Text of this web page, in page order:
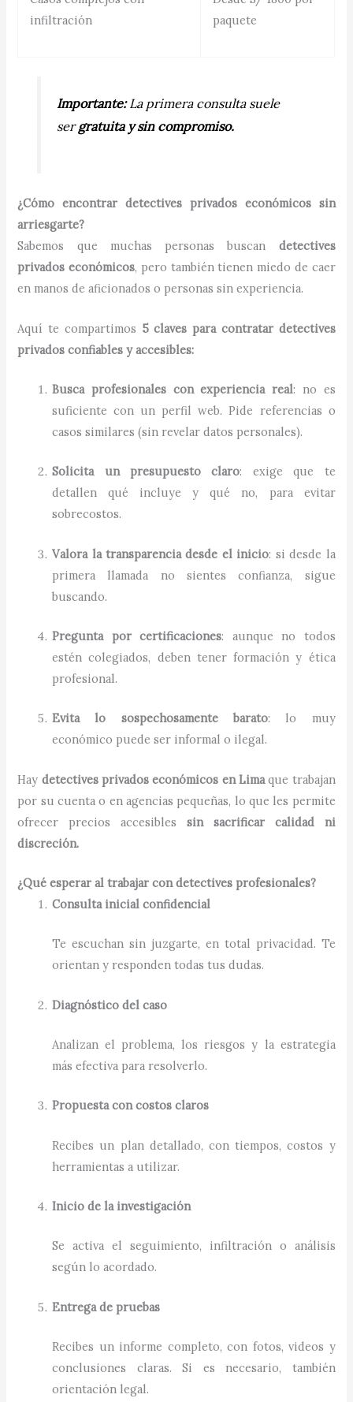
infiltración
paquete
Importante:La primera consulta suele
sergratuita y sin compromiso.
¿Cómo encontrar detectives privados económicos sin
arriesgarte?
Sabemos que muchas personas buscan detectives
privados económicos, pero también tienen miedo de caer
en manos de aficionados o personas sin experiencia.
Aquí te compartimos 5 claves para contratar detectives
privados confiables y accesibles:
Busca profesionales con experiencia real: no es
suficiente con un perfil web. Pide referencias o
casos similares (sin revelar datos personales).
Solicita un presupuesto claro: exige que te
detallen qué incluye y qué no, para evitar
sobrecostos.
Valora la transparencia desde el inicio: si desde la
primera llamada no sientes confianza, sigue
buscando.
Pregunta por certificaciones: aunque no todos
estén colegiados, deben tener formación y ética
profesional.
Evita lo sospechosamente barato: lo muy
económico puede ser informal o ilegal.
Hay detectives privados económicos en Limaque trabajan
por su cuenta o en agencias pequeñas, lo que les permite
ofrecer precios accesibles sin sacrificar calidad ni
discreción.
¿Qué esperar al trabajar con detectives profesionales?
Consulta inicial confidencial
Te escuchan sin juzgarte, en total privacidad. Te
orientan y responden todas tus dudas.
Diagnóstico del caso
Analizan el problema, los riesgos y la estrategia
más efectiva para resolverlo.
Propuesta con costos claros
Recibes un plan detallado, con tiempos, costos y
herramientas a utilizar.
Inicio de la investigación
Se activa el seguimiento, infiltración o análisis
según lo acordado.
Entrega de pruebas
Recibes un informe completo, con fotos, videos y
conclusiones claras. Si es necesario, también
orientación legal.